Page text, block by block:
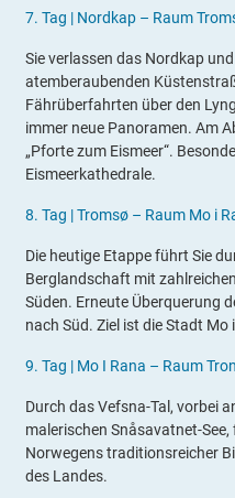
7. Tag | Nordkap – Raum
Sie verlassen das Nordkap
atemberaubenden
Fährüberfahrten über den
immer neue Panoramen. Am
„Pforte zum Eismeer“.
Eismeerkathedrale.
8. Tag |Tromsø – Raum Mo i
Die heutige Etappe führt Sie
Berglandschaft mit
Süden. Erneute Überquerung
nach Süd. Ziel ist die Stadt Mo
9. Tag | Mo I Rana – Raum
Durch das Vefsna-Tal, vorbei
malerischen Snåsavatnet-
Norwegens traditionsreicher
des Landes.